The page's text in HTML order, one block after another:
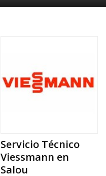
Servicio Técnico
Viessmann en
Salou